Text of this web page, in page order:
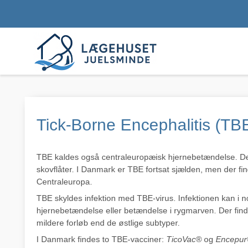
Tick-Borne Encephalitis
TBE kaldes også centraleuropæisk hjernebetændelse.
skovflåter. I Danmark er TBE fortsat sjælden, men der
Centraleuropa.
TBE skyldes infektion med TBE-virus. Infektionen kan i
hjernebetændelse eller betændelse i rygmarven. Der
mildere forløb end de østlige subtyper.
I Danmark findes to TBE-vacciner: TicoVac®og